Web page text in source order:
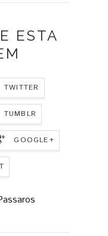
ESTA
TWITTER
TUMBLR
GOOGLE+